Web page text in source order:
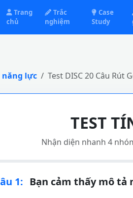
Trang
chủ
Trắc
nghiệm
Case
Study
lực Test DISC 20 Câu Rút
TEST
Nhận diện nhanh 4
1: Bạn cảm thấy mô tả